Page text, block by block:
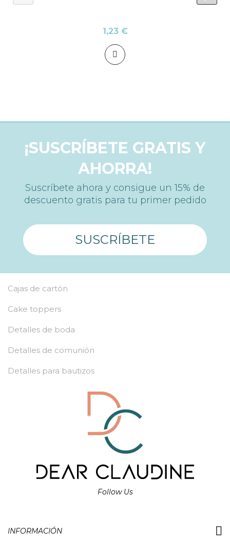
1,23 €
¡SUSCRÍBETE GRATIS Y
AHORRA!
Suscríbete ahora y consigue un 15% de
descuento gratis para tu primer pedido
SUSCRÍBETE
Cajas de cartón
Cake toppers
Detalles de boda
Detalles de comunión
Detalles para bautizos
Follow Us
INFORMACIÓN